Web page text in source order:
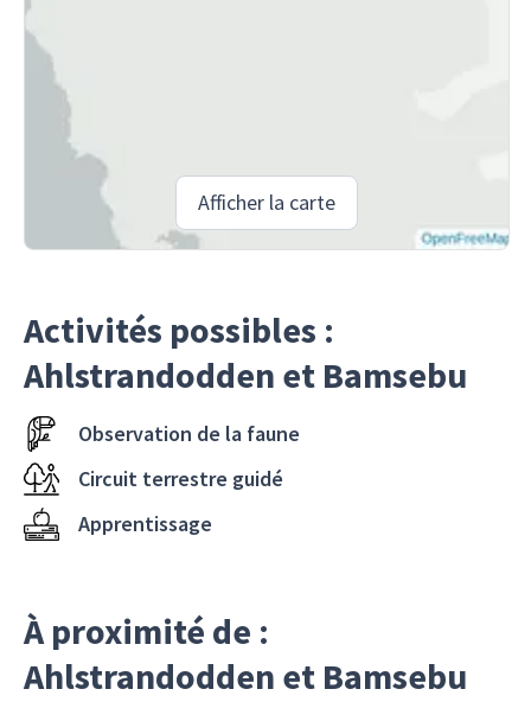
Afficher la carte
Activités possibles :
Ahlstrandodden et Bamsebu
Observation de la faune
Circuit terrestre guidé
Apprentissage
À proximité de :
Ahlstrandodden et Bamsebu